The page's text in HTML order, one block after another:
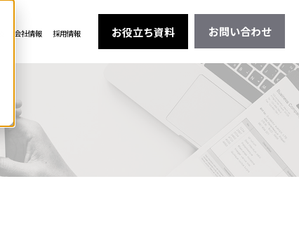
会社情報 採用情報 お役立ち資料 お問い合わせ